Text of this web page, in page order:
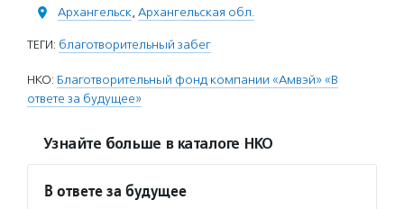
Архангельск, Архангельская обл.
ТЕГИ: благотворительный забег
НКО: Благотворительный фонд компании «Амвэй» «В
ответе за будущее»
Узнайте больше в каталоге НКО
В ответе за будущее